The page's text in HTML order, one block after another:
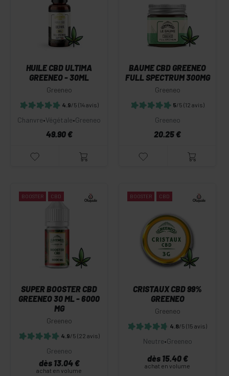
HUILE CBD ULTIMA
GREENEO - 30ML
Greeneo
4.9/5 (14 avis)
Chanvre•Végétale•Greeneo
49.90 €
BAUME CBD GREENEO
FULL SPECTRUM 300MG
Greeneo
5/5 (12 avis)
Greeneo
20.25 €
BOOSTER CBD
SUPER BOOSTER CBD
GREENEO 30 ML - 6000
MG
Greeneo
4.9/5 (22 avis)
Greeneo
dès 13.04 €
achat en volume
BOOSTER CBD
CRISTAUX CBD 99%
GREENEO
Greeneo
4.8/5 (15 avis)
Neutre•Greeneo
dès 15.40 €
achat en volume